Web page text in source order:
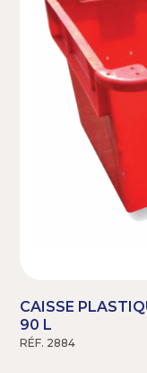
Document(s)
Certificat
CAISSE
90 L
RÉF. 2884